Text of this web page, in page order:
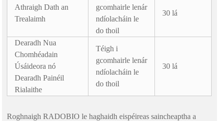
Athraigh Dath an
Trealaimh
gcomhairle lenár
ndíolacháin le
do thoil
30 lá
Dearadh Nua
Chomhéadain
Úsáideora nó
Dearadh Painéil
Rialaithe
Téigh i
gcomhairle lenár
ndíolacháin le
do thoil
30 lá
Roghnaigh RADOBIO le haghaidh eispéireas saincheaptha a